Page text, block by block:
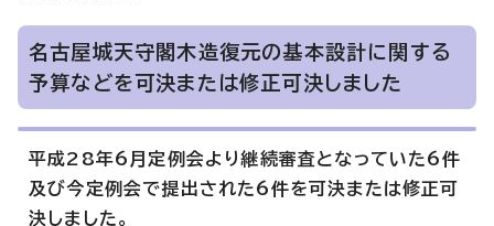
名古屋城天守閣木造復元の基本設計に関する
予算などを可決または修正可決しました
平成28年6月定例会より継続審査となっていた6件
及び今定例会で提出された6件を可決または修正可
決しました。